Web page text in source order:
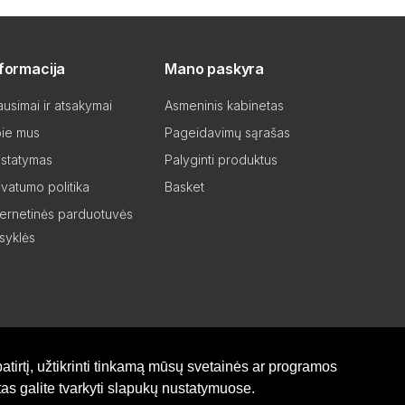
užtikrinti tinkamą mūsų svetainės ar programos
galite tvarkyti slapukų nustatymuose.
ir atsakymai
mus
politika
parduotuvės
Mano paskyra
Asmeninis kabinetas
Pageidavimų sąrašas
Palyginti produktus
Basket